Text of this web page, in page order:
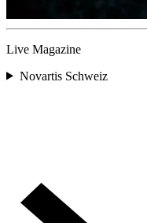
Live Magazine
Novartis Schweiz